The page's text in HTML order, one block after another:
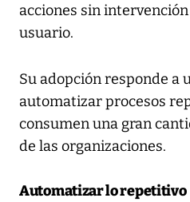
acciones sin
usuario.
Su adopción responde a
automatizar procesos
consumen una gran
de las organizaciones.
Automatizar lo repetitivo